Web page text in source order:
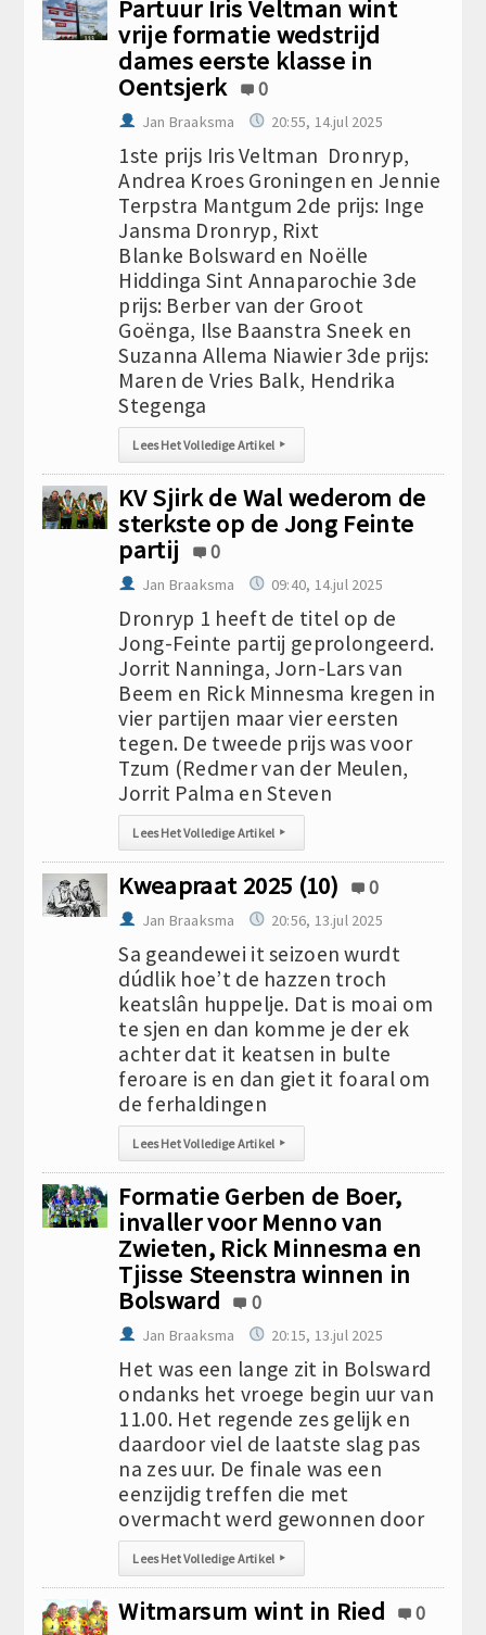
Partuur Iris Veltman wint
vrije formatie wedstrijd
dames eerste klasse in
Oentsjerk
0
Jan Braaksma 20:55, 14.jul 2025
1ste prijs Iris Veltman Dronryp,
Andrea Kroes Groningen en Jennie
Terpstra Mantgum 2de prijs: Inge
Jansma Dronryp, Rixt
Blanke Bolsward en Noëlle
Hiddinga Sint Annaparochie 3de
prijs: Berber van der Groot
Goënga, Ilse Baanstra Sneek en
Suzanna Allema Niawier 3de prijs:
Maren de Vries Balk, Hendrika
Stegenga
Lees Het Volledige Artikel ▸
KV Sjirk de Wal wederom de
sterkste op de Jong Feinte
partij
0
Jan Braaksma 09:40, 14.jul 2025
Dronryp 1 heeft de titel op de
Jong-Feinte partij geprolongeerd.
Jorrit Nanninga, Jorn-Lars van
Beem en Rick Minnesma kregen in
vier partijen maar vier eersten
tegen. De tweede prijs was voor
Tzum (Redmer van der Meulen,
Jorrit Palma en Steven
Lees Het Volledige Artikel ▸
Kweapraat 2025 (10) 0
Jan Braaksma 20:56, 13.jul 2025
Sa geandewei it seizoen wurdt
dúdlik hoe’t de hazzen troch
keatslân huppelje. Dat is moai om
te sjen en dan komme je der ek
achter dat it keatsen in bulte
feroare is en dan giet it foaral om
de ferhaldingen
Lees Het Volledige Artikel ▸
Formatie Gerben de Boer,
invaller voor Menno van
Zwieten, Rick Minnesma en
Tjisse Steenstra winnen in
Bolsward
0
Jan Braaksma 20:15, 13.jul 2025
Het was een lange zit in Bolsward
ondanks het vroege begin uur van
11.00. Het regende zes gelijk en
daardoor viel de laatste slag pas
na zes uur. De finale was een
eenzijdig treffen die met
overmacht werd gewonnen door
Lees Het Volledige Artikel ▸
Witmarsum wint in Ried 0